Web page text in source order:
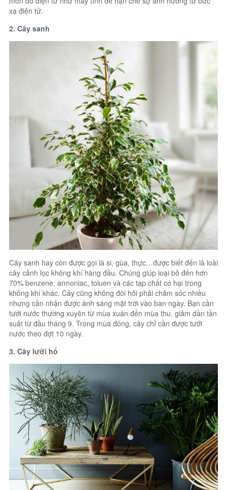
xạ điện tử.
2. Cây sanh
Cây sanh hay còn được gọi là si, gùa, thực…được biết đến là loài
cây cảnh lọc không khí hàng đầu. Chúng giúp loại bỏ đến hơn
70% benzene, armoniac, toluen và các tạp chất có hại trong
không khí khác. Cây cũng không đòi hỏi phải chăm sóc nhiều
nhưng cần nhận được ánh sáng mặt trời vào ban ngày. Bạn cần
tưới nước thường xuyên từ mùa xuân đến mùa thu, giảm dần tần
suất từ đầu tháng 9. Trong mùa đông, cây chỉ cần được tưới
nước theo đợt 10 ngày.
3. Cây lưỡi hổ